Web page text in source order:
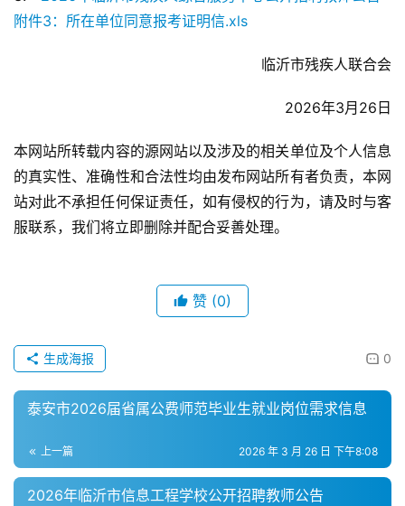
附件3：所在单位同意报考证明信.xls
临沂市残疾人联合会
2026年3月26日
本网站所转载内容的源网站以及涉及的相关单位及个人信息
的真实性、准确性和合法性均由发布网站所有者负责，本网
站对此不承担任何保证责任，如有侵权的行为，请及时与客
服联系，我们将立即删除并配合妥善处理。
赞 (0)
0
生成海报
泰安市2026届省属公费师范毕业生就业岗位需求信息
上一篇 2026 年 3 月 26 日 下午8:08
2026年临沂市信息工程学校公开招聘教师公告